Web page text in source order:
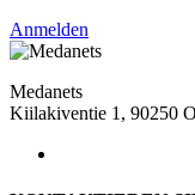
Anmelden
Medanets
Kiilakiventie 1, 90250